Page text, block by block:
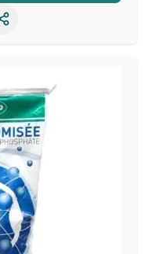
Partager le produit